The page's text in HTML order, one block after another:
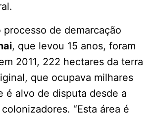
de demarcação
, que levou 15 anos, foram
2011, 222 hectares da terra
que ocupava milhares
é alvo de disputa desde a
“Esta área é